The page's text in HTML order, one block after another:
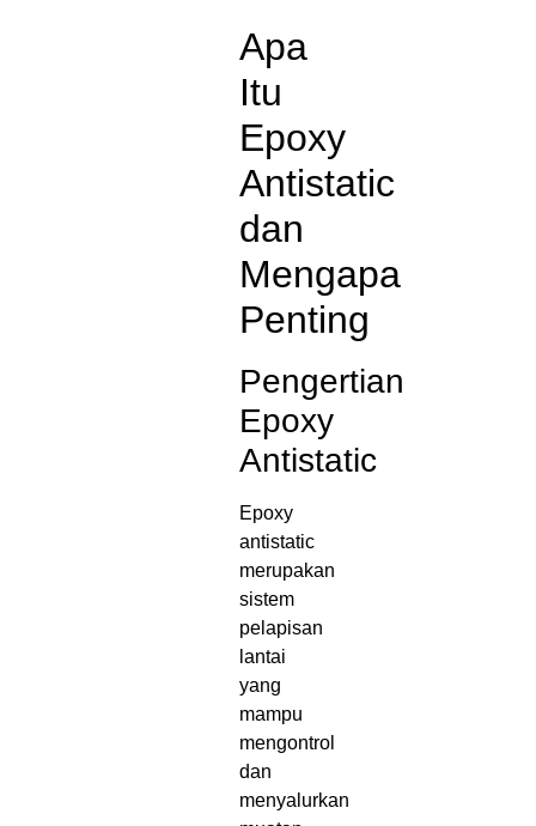
Apa
Itu
Epoxy
Antistatic
dan
Mengapa
Penting
Pengertian
Epoxy
Antistatic
Epoxy
antistatic
merupakan
sistem
pelapisan
lantai
yang
mampu
mengontrol
dan
menyalurkan